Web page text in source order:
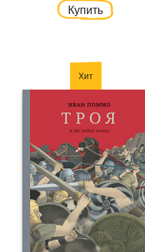
Купить
Хит